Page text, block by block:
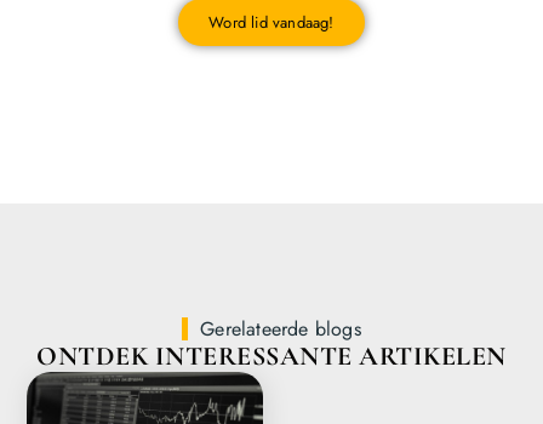
Word lid vandaag!
Gerelateerde blogs
ONTDEK INTERESSANTE ARTIKELEN